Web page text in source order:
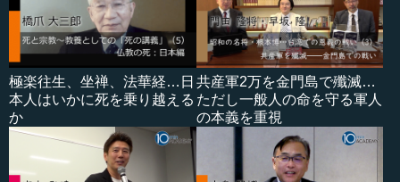
極楽往生、坐禅、法華経…日
本人はいかに死を乗り越える
か
共産軍2万を金門島で殲滅…
ただし一般人の命を守る軍人
の本義を重視